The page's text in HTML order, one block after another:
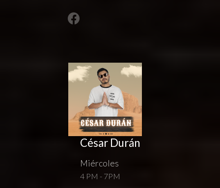
César Durán
Miércoles
4 PM - 7PM